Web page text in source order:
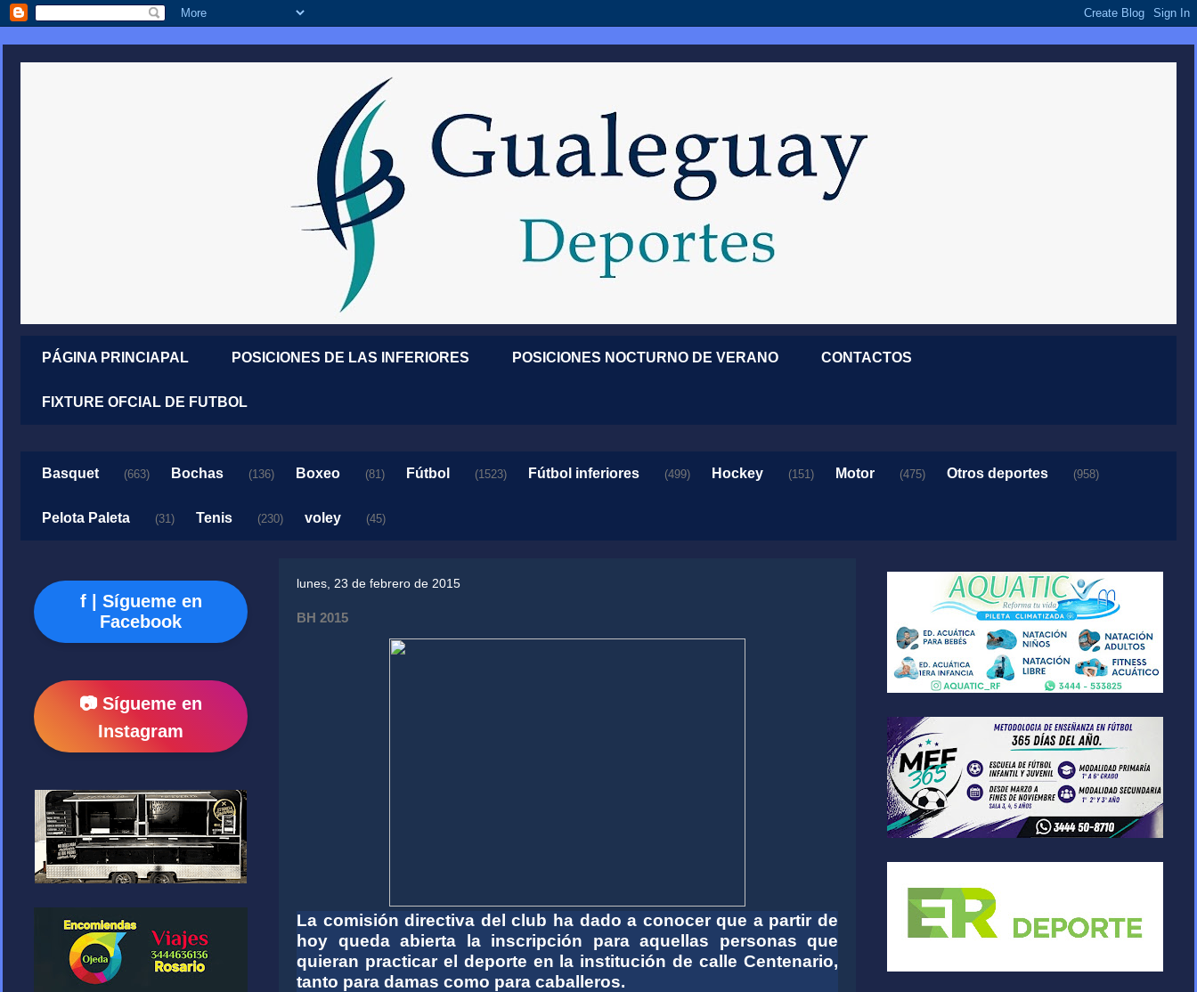
PÁGINA PRINCIAPAL POSICIONES DE LAS INFERIORES POSICIONES NOCTURNO DE VERANO CONTACTOS
FIXTURE OFCIAL DE FUTBOL
Basquet (663) Bochas (136) Boxeo (81) Fútbol (1523) Fútbol inferiores (499) Hockey (151) Motor (475) Otros deportes (958)
Pelota Paleta (31) Tenis (230) voley (45)
lunes, 23 de febrero de 2015
BH 2015
La comisión directiva del club ha dado a conocer que a partir de
hoy queda abierta la inscripción para aquellas personas que
quieran practicar el deporte en la institución de calle Centenario,
tanto para damas como para caballeros.
f | Sígueme en
Facebook
📷 Sígueme en
Instagram